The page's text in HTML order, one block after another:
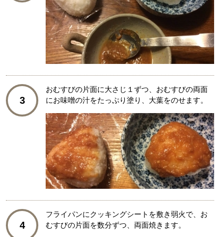
3
おむすびの片面に大さじ１ずつ、おむすびの両面
にお味噌の汁をたっぷり塗り、大葉をのせます。
4
フライパンにクッキングシートを敷き弱火で、お
むすびの片面を数分ずつ、両面焼きます。